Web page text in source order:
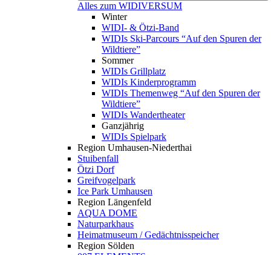
Alles zum WIDIVERSUM
Winter
WIDI- & Ötzi-Band
WIDIs Ski-Parcours “Auf den Spuren der
Wildtiere”
Sommer
WIDIs Grillplatz
WIDIs Kinderprogramm
WIDIs Themenweg “Auf den Spuren der
Wildtiere”
WIDIs Wandertheater
Ganzjährig
WIDIs Spielpark
Region Umhausen-Niederthai
Stuibenfall
Ötzi Dorf
Greifvogelpark
Ice Park Umhausen
Region Längenfeld
AQUA DOME
Naturparkhaus
Heimatmuseum / Gedächtnisspeicher
Region Sölden